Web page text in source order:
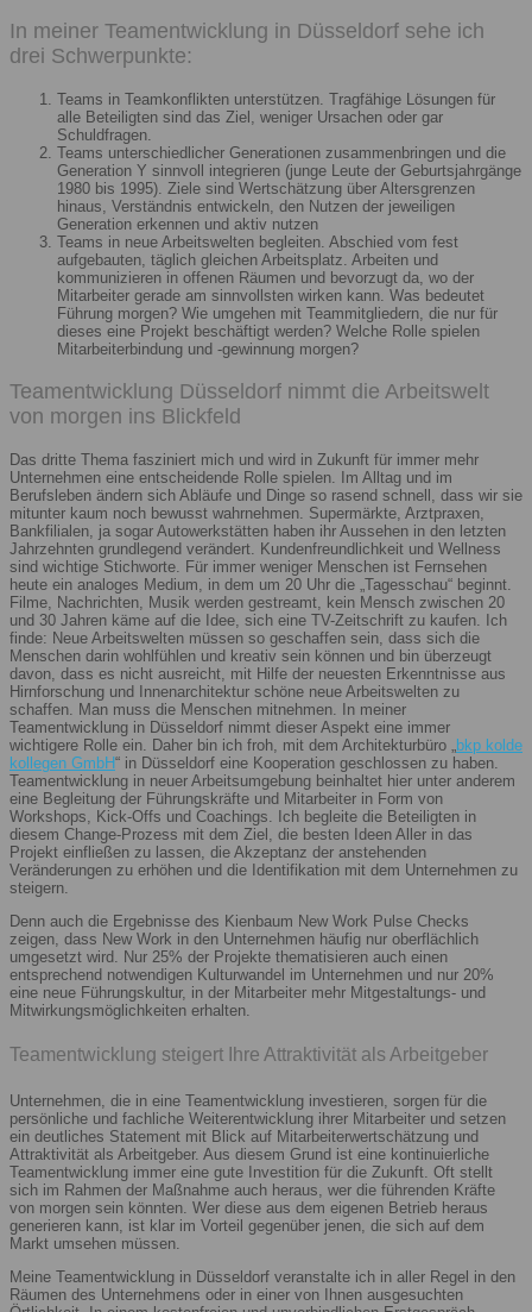
In meiner Teamentwicklung in Düsseldorf sehe ich
drei Schwerpunkte:
Teams in Teamkonflikten unterstützen. Tragfähige Lösungen für
alle Beteiligten sind das Ziel, weniger Ursachen oder gar
Schuldfragen.
Teams unterschiedlicher Generationen zusammenbringen und die
Generation Y sinnvoll integrieren (junge Leute der Geburtsjahrgänge
1980 bis 1995). Ziele sind Wertschätzung über Altersgrenzen
hinaus, Verständnis entwickeln, den Nutzen der jeweiligen
Generation erkennen und aktiv nutzen
Teams in neue Arbeitswelten begleiten. Abschied vom fest
aufgebauten, täglich gleichen Arbeitsplatz. Arbeiten und
kommunizieren in offenen Räumen und bevorzugt da, wo der
Mitarbeiter gerade am sinnvollsten wirken kann. Was bedeutet
Führung morgen? Wie umgehen mit Teammitgliedern, die nur für
dieses eine Projekt beschäftigt werden? Welche Rolle spielen
Mitarbeiterbindung und -gewinnung morgen?
Teamentwicklung Düsseldorf nimmt die Arbeitswelt
von morgen ins Blickfeld
Das dritte Thema fasziniert mich und wird in Zukunft für immer mehr
Unternehmen eine entscheidende Rolle spielen. Im Alltag und im
Berufsleben ändern sich Abläufe und Dinge so rasend schnell, dass wir sie
mitunter kaum noch bewusst wahrnehmen. Supermärkte, Arztpraxen,
Bankfilialen, ja sogar Autowerkstätten haben ihr Aussehen in den letzten
Jahrzehnten grundlegend verändert. Kundenfreundlichkeit und Wellness
sind wichtige Stichworte. Für immer weniger Menschen ist Fernsehen
heute ein analoges Medium, in dem um 20 Uhr die „Tagesschau“ beginnt.
Filme, Nachrichten, Musik werden gestreamt, kein Mensch zwischen 20
und 30 Jahren käme auf die Idee, sich eine TV-Zeitschrift zu kaufen. Ich
finde: Neue Arbeitswelten müssen so geschaffen sein, dass sich die
Menschen darin wohlfühlen und kreativ sein können und bin überzeugt
davon, dass es nicht ausreicht, mit Hilfe der neuesten Erkenntnisse aus
Hirnforschung und Innenarchitektur schöne neue Arbeitswelten zu
schaffen. Man muss die Menschen mitnehmen. In meiner
Teamentwicklung in Düsseldorf nimmt dieser Aspekt eine immer
wichtigere Rolle ein. Daher bin ich froh, mit dem Architekturbüro „bkp kolde
kollegen GmbH“ in Düsseldorf eine Kooperation geschlossen zu haben.
Teamentwicklung in neuer Arbeitsumgebung beinhaltet hier unter anderem
eine Begleitung der Führungskräfte und Mitarbeiter in Form von
Workshops, Kick-Offs und Coachings. Ich begleite die Beteiligten in
diesem Change-Prozess mit dem Ziel, die besten Ideen Aller in das
Projekt einfließen zu lassen, die Akzeptanz der anstehenden
Veränderungen zu erhöhen und die Identifikation mit dem Unternehmen zu
steigern.
Denn auch die Ergebnisse des Kienbaum New Work Pulse Checks
zeigen, dass New Work in den Unternehmen häufig nur oberflächlich
umgesetzt wird. Nur 25% der Projekte thematisieren auch einen
entsprechend notwendigen Kulturwandel im Unternehmen und nur 20%
eine neue Führungskultur, in der Mitarbeiter mehr Mitgestaltungs- und
Mitwirkungsmöglichkeiten erhalten.
Teamentwicklung steigert Ihre Attraktivität als Arbeitgeber
Unternehmen, die in eine Teamentwicklung investieren, sorgen für die
persönliche und fachliche Weiterentwicklung ihrer Mitarbeiter und setzen
ein deutliches Statement mit Blick auf Mitarbeiterwertschätzung und
Attraktivität als Arbeitgeber. Aus diesem Grund ist eine kontinuierliche
Teamentwicklung immer eine gute Investition für die Zukunft. Oft stellt
sich im Rahmen der Maßnahme auch heraus, wer die führenden Kräfte
von morgen sein könnten. Wer diese aus dem eigenen Betrieb heraus
generieren kann, ist klar im Vorteil gegenüber jenen, die sich auf dem
Markt umsehen müssen.
Meine Teamentwicklung in Düsseldorf veranstalte ich in aller Regel in den
Räumen des Unternehmens oder in einer von Ihnen ausgesuchten